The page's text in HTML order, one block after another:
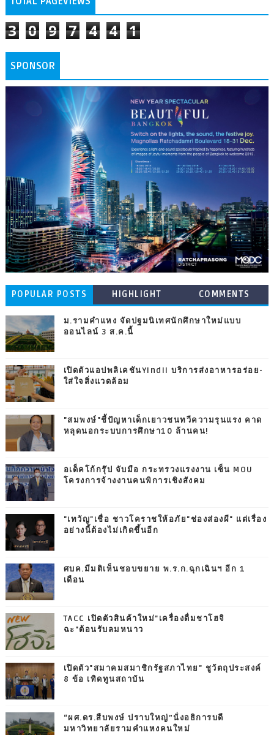
3 0 9 7 4 4 1
SPONSOR
POPULAR POSTS HIGHLIGHT COMMENTS
ม.รามคำแหง จัดปฐมนิเทศนักศึกษาใหม่แบบ
ออนไลน์ 3 ส.ค.นี้
เปิดตัวแอปพลิเคชันYindii บริการส่งอาหารอร่อย-
ใส่ใจสิ่งแวดล้อม
"สมพงษ์"ชี้ปัญหาเด็กเยาวชนทวีความรุนแรง คาด
หลุดนอกระบบการศึกษา10 ล้านคน!
อเด็คโก้กรุ๊ป จับมือ กระทรวงแรงงาน เซ็น MOU
โครงการจ้างงานคนพิการเชิงสังคม
"เทวัญ"เชื่อ ชาวโคราชให้อภัย"ช่องส่องผี" แต่เรื่อง
อย่างนี้ต้องไม่เกิดขึ้นอีก
ศบค.มีมติเห็นชอบขยาย พ.ร.ก.ฉุกเฉินฯ อีก 1
เดือน
TACC เปิดตัวสินค้าใหม่"เครื่องดื่มชาโฮจิ
ฉะ"ต้อนรับลมหนาว
เปิดตัว"สมาคมสมาชิกรัฐสภาไทย" ชูวัตถุประสงค์
8 ข้อ เทิดทูนสถาบัน
“ผศ.ดร.สืบพงษ์ ปราบใหญ่”นั่งอธิการบดี
มหาวิทยาลัยรามคำแหงคนใหม่